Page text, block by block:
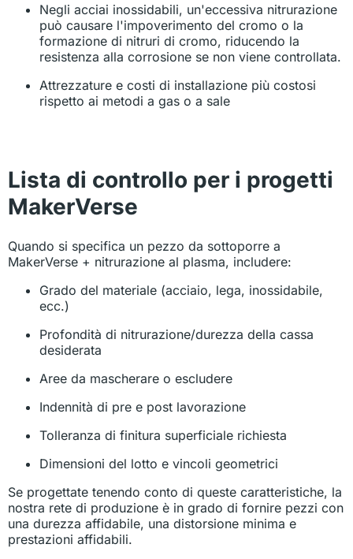
Negli acciai inossidabili, un'eccessiva nitrurazione
può causare l'impoverimento del cromo o la
formazione di nitruri di cromo, riducendo la
resistenza alla corrosione se non viene controllata.
Attrezzature e costi di installazione più costosi
rispetto ai metodi a gas o a sale
Lista di controllo per i progetti
MakerVerse
Quando si specifica un pezzo da sottoporre a
MakerVerse + nitrurazione al plasma, includere:
Grado del materiale (acciaio, lega, inossidabile,
ecc.)
Profondità di nitrurazione/durezza della cassa
desiderata
Aree da mascherare o escludere
Indennità di pre e post lavorazione
Tolleranza di finitura superficiale richiesta
Dimensioni del lotto e vincoli geometrici
Se progettate tenendo conto di queste caratteristiche, la
nostra rete di produzione è in grado di fornire pezzi con
una durezza affidabile, una distorsione minima e
prestazioni affidabili.